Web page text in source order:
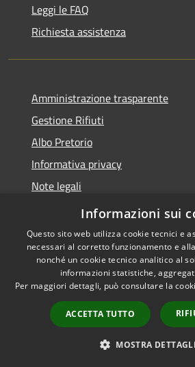
Leggi le FAQ
Richiesta assistenza
Amministrazione trasparente
Gestione Rifiuti
Albo Pretorio
Informativa privacy
Note legali
Dichiarazione di accessibilità
Accessibilità
by
Informazioni sui
Questo sito web utilizza cookie tecnici e
necessari al corretto funzionamento e
nonché un cookie tecnico analitico al
informazioni statistiche,
Per maggiori dettagli, può consultare la
ACCETTA TUTTO
MOSTRA DETTAGLI